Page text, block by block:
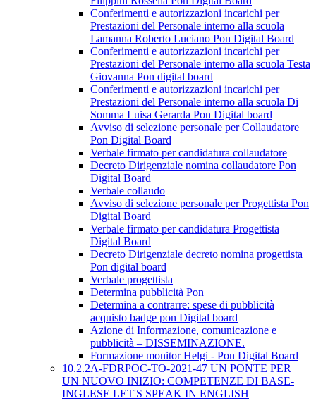
Conferimenti e autorizzazioni incarichi per
Prestazioni del Personale interno alla scuola
Lamanna Roberto Luciano Pon Digital Board
Conferimenti e autorizzazioni incarichi per
Prestazioni del Personale interno alla scuola Testa
Giovanna Pon digital board
Conferimenti e autorizzazioni incarichi per
Prestazioni del Personale interno alla scuola Di
Somma Luisa Gerarda Pon Digital board
Avviso di selezione personale per Collaudatore
Pon Digital Board
Verbale firmato per candidatura collaudatore
Decreto Dirigenziale nomina collaudatore Pon
Digital Board
Verbale collaudo
Avviso di selezione personale per Progettista Pon
Digital Board
Verbale firmato per candidatura Progettista
Digital Board
Decreto Dirigenziale decreto nomina progettista
Pon digital board
Verbale progettista
Determina pubblicità Pon
Determina a contrarre: spese di pubblicità
acquisto badge pon Digital board
Azione di Informazione, comunicazione e
pubblicità – DISSEMINAZIONE.
Formazione monitor Helgi - Pon Digital Board
10.2.2A-FDRPOC-TO-2021-47 UN PONTE PER
UN NUOVO INIZIO: COMPETENZE DI BASE-
INGLESE LET'S SPEAK IN ENGLISH